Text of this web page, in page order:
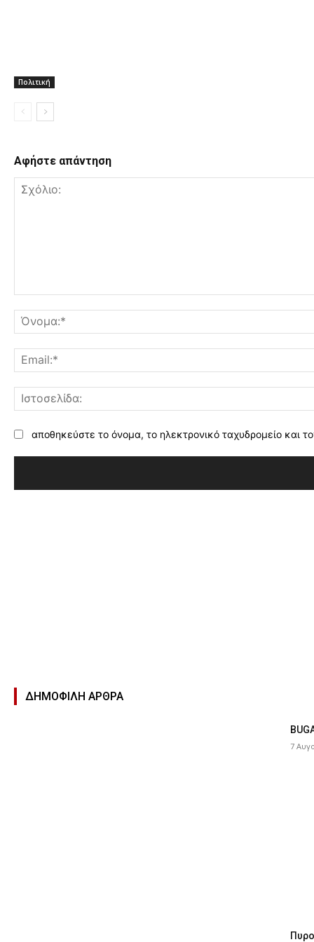
Πολιτική
Αφήστε απάντηση
αποθηκεύστε το όνομα, το ηλεκτρονικό ταχυδρομείο και
ΔΗΜΟΦΙΛΉ ΑΡΘΡΑ
7